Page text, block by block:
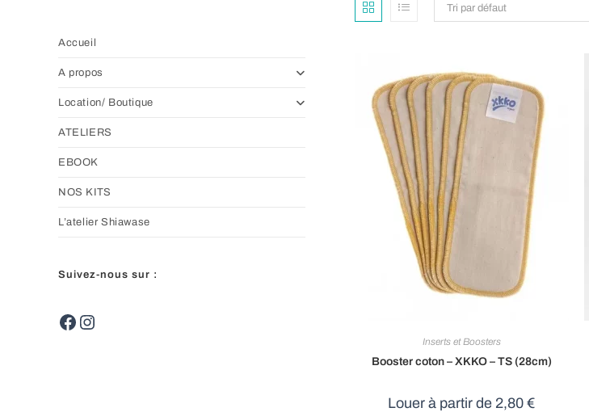
Tri par défaut
Inserts et Boosters
Booster coton – XKKO – TS (28cm)
Louer à partir de 2,80€
Accueil
A propos
Location/ Boutique
ATELIERS
EBOOK
NOS KITS
L’atelier Shiawase
Suivez-nous sur :
FacebookInstagram